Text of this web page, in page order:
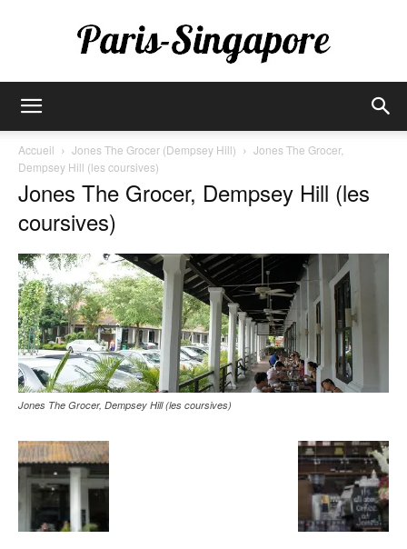
Singapore
Accueil Jones The Grocer (Dempsey Hill)
Jones The Grocer,
Dempsey Hill (les coursives)
Jones The Grocer, Dempsey Hill (les
coursives)
Jones The Grocer, Dempsey Hill (les coursives)